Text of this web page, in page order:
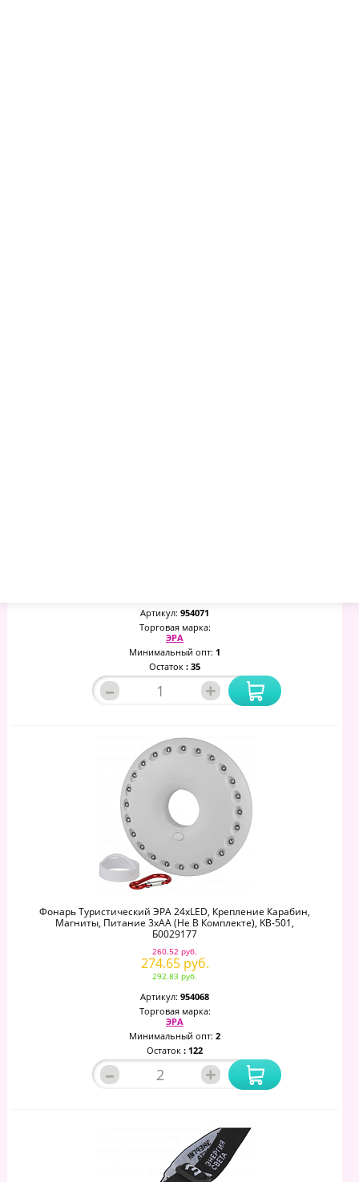
Артикул: 954071
Торговая марка:
ЭРА
Минимальный опт: 1
Остаток : 35
– +
Фонарь Туристический ЭРА 24xLED, Крепление Карабин,
Магниты, Питание 3xAA (не В Комплекте), KB-501,
Б0029177
260.52 руб.
274.65 руб.
292.83 руб.
Артикул: 954068
Торговая марка:
ЭРА
Минимальный опт: 2
Остаток : 122
– +